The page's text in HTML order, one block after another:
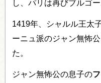
し、パリは再びブルゴ
1419年、シャルル王太
ーニュ派のジャン無怖
た。
ジャン無怖公の息子の